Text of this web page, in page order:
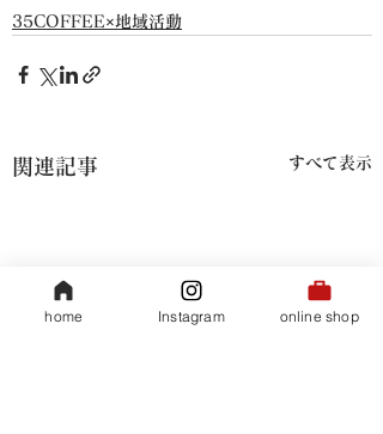
35COFFEE×地域活動
関連記事 すべて表示
home Instagram online shop